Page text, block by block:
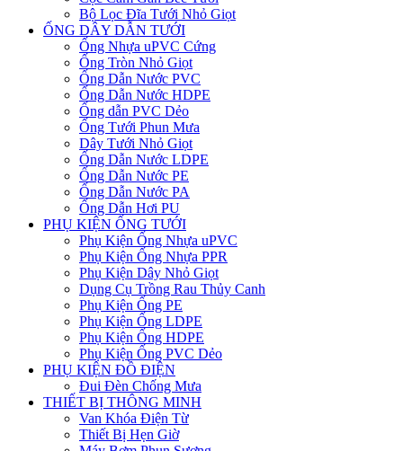
Bộ Lọc Đĩa Tưới Nhỏ Giọt
ỐNG DÂY DẪN TƯỚI
Ống Nhựa uPVC Cứng
Ống Tròn Nhỏ Giọt
Ống Dẫn Nước PVC
Ống Dẫn Nước HDPE
Ống dẫn PVC Dẻo
Ống Tưới Phun Mưa
Dây Tưới Nhỏ Giọt
Ống Dẫn Nước LDPE
Ống Dẫn Nước PE
Ống Dẫn Nước PA
Ống Dẫn Hơi PU
PHỤ KIỆN ỐNG TƯỚI
Phụ Kiện Ống Nhựa uPVC
Phụ Kiện Ống Nhựa PPR
Phụ Kiện Dây Nhỏ Giọt
Dụng Cụ Trồng Rau Thủy Canh
Phụ Kiện Ống PE
Phụ Kiện Ống LDPE
Phụ Kiện Ống HDPE
Phụ Kiện Ống PVC Dẻo
PHỤ KIỆN ĐỒ ĐIỆN
Đui Đèn Chống Mưa
THIẾT BỊ THÔNG MINH
Van Khóa Điện Từ
Thiết Bị Hẹn Giờ